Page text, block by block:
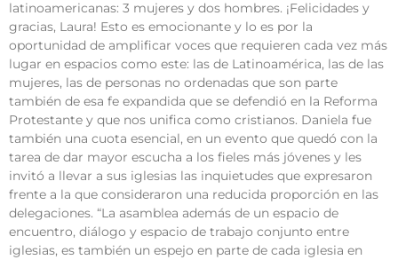
latinoamericanas: 3 mujeres y dos hombres. ¡Felicidades y
gracias, Laura! Esto es emocionante y lo es por la
oportunidad de amplificar voces que requieren cada vez más
lugar en espacios como este: las de Latinoamérica, las de las
mujeres, las de personas no ordenadas que son parte
también de esa fe expandida que se defendió en la Reforma
Protestante y que nos unifica como cristianos. Daniela fue
también una cuota esencial, en un evento que quedó con la
tarea de dar mayor escucha a los fieles más jóvenes y les
invitó a llevar a sus iglesias las inquietudes que expresaron
frente a la que consideraron una reducida proporción en las
delegaciones. “La asamblea además de un espacio de
encuentro, diálogo y espacio de trabajo conjunto entre
iglesias, es también un espejo en parte de cada iglesia en